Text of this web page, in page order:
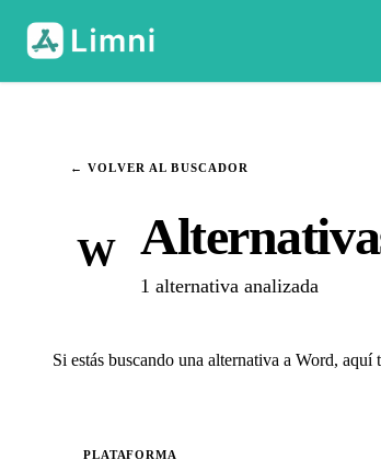
← VOLVER AL BUSCADOR
W
1 alternativa analizada
Si estás buscando una alternativa a Word,
PLATAFORMA